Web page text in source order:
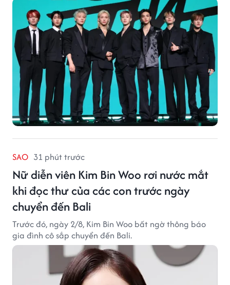
SAO 31 phút trước
Nữ diễn viên Kim Bin Woo rơi nước mắt
khi đọc thư của các con trước ngày
chuyển đến Bali
Trước đó, ngày 2/8, Kim Bin Woo bất ngờ thông báo
gia đình cô sắp chuyển đến Bali.